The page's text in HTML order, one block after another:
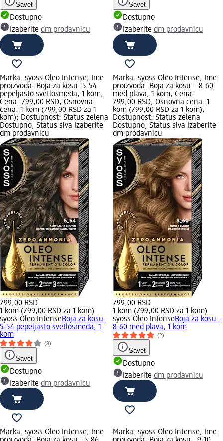
Savet
Dostupno
Izaberite dm prodavnicu
Savet
Dostupno
Izaberite dm prodavnicu
Marka: syoss Oleo Intense; Ime
proizvoda: Boja za kosu- 5-54
pepeljasto svetlosmeđa, 1 kom;
Cena: 799,00 RSD; Osnovna
cena: 1 kom (799,00 RSD za 1
kom); Dostupnost: Status zelena
Dostupno, Status siva Izaberite
dm prodavnicu
799,00 RSD
1 kom (799,00 RSD za 1 kom)
syoss Oleo IntenseBoja za kosu-
5-54 pepeljasto svetlosmeđa, 1
kom
(8)
Savet
Dostupno
Izaberite dm prodavnicu
Marka: syoss Oleo Intense; Ime
proizvoda: Boja za kosu – 8-60
med plava, 1 kom; Cena:
799,00 RSD; Osnovna cena: 1
kom (799,00 RSD za 1 kom);
Dostupnost: Status zelena
Dostupno, Status siva Izaberite
dm prodavnicu
799,00 RSD
1 kom (799,00 RSD za 1 kom)
syoss Oleo IntenseBoja za kosu –
8-60 med plava, 1 kom
(2)
Savet
Dostupno
Izaberite dm prodavnicu
Marka: syoss Oleo Intense; Ime
Marka: syoss Oleo Intense; Ime